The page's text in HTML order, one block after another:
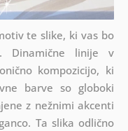
te slike, ki vas bo
Dinamične linije v
kompozicijo, ki
barve so globoki
z nežnimi akcenti
Ta slika odlično